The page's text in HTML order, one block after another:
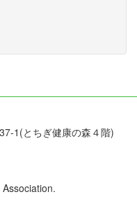
1(とちぎ健康の森４階)